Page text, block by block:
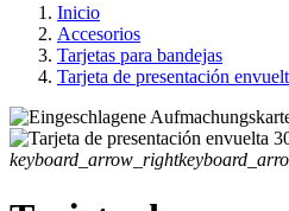
Inicio
Accesorios
Tarjetas para bandejas
Tarjeta de presentación
keyboard_arrow_right